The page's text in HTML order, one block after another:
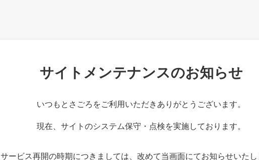
サイトメンテナンスのお知らせ
いつもとさごろをご利用いただきありがとうございます。
現在、サイトのシステム保守・点検を実施しております。
サービス再開の時期につきましては、改めて当画面にてお知らせいたし